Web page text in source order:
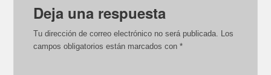
Deja una respuesta
Tu dirección de correo electrónico no será publicada.
Los
campos obligatorios están marcados con*